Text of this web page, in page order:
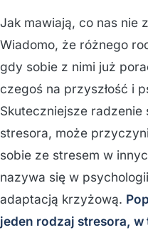
Jak mawiają, co nas nie
Wiadomo, że różnego
gdy sobie z nimi już
czegoś na przyszłość i
Skuteczniejsze
stresora, może
sobie ze stresem w
nazywa się w
adaptacją krzyżową.
jeden rodzaj stresora,